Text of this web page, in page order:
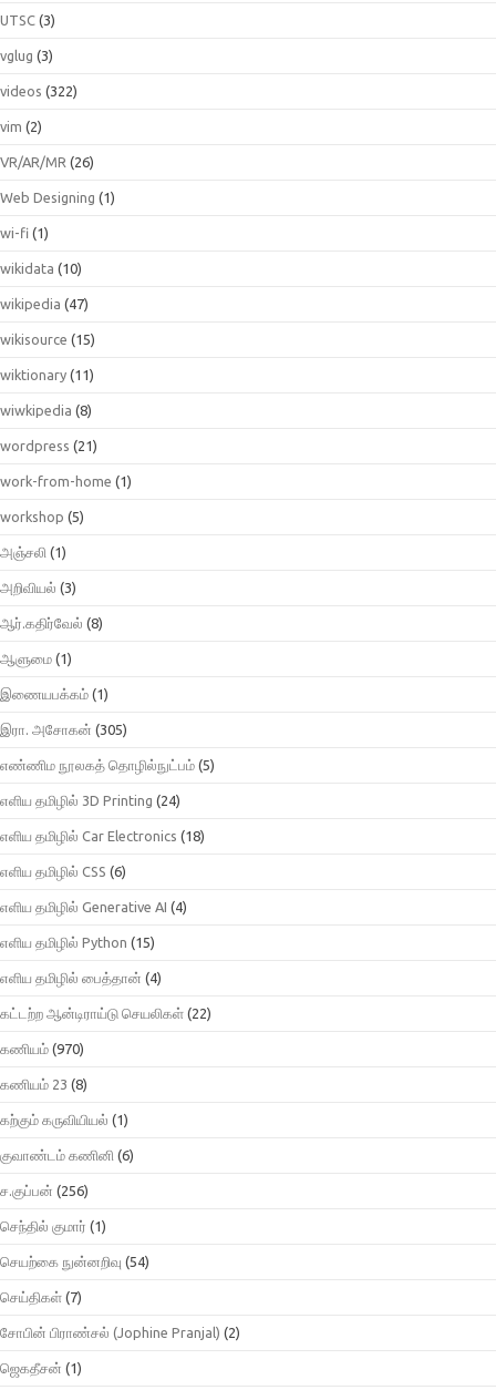
UTSC (3)
vglug (3)
videos (322)
vim (2)
VR/AR/MR (26)
Web Designing (1)
wi-fi (1)
wikidata (10)
wikipedia (47)
wikisource (15)
wiktionary (11)
wiwkipedia (8)
wordpress (21)
work-from-home (1)
workshop (5)
அஞ்சலி (1)
அறிவியல் (3)
ஆர்.கதிர்வேல் (8)
ஆளுமை (1)
இணையபக்கம் (1)
இரா. அசோகன் (305)
எண்ணிம நூலகத் தொழில்நுட்பம் (5)
எளிய தமிழில் 3D Printing (24)
எளிய தமிழில் Car Electronics (18)
எளிய தமிழில் CSS (6)
எளிய தமிழில் Generative AI (4)
எளிய தமிழில் Python (15)
எளிய தமிழில் பைத்தான் (4)
கட்டற்ற ஆன்டிராய்டு செயலிகள் (22)
கணியம் (970)
கணியம் 23 (8)
கற்கும் கருவியியல் (1)
குவாண்டம் கணினி (6)
ச.குப்பன் (256)
செந்தில் குமார் (1)
செயற்கை நுன்னறிவு (54)
செய்திகள் (7)
சோபின் பிராண்சல் (Jophine Pranjal) (2)
ஜெகதீசன் (1)